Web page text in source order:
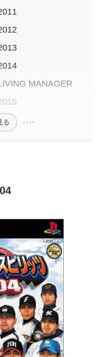
MANAGER
る